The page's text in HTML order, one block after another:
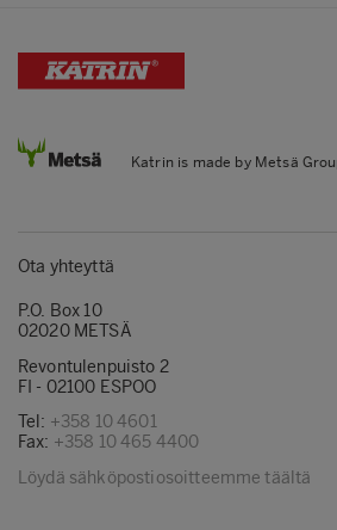
Katrin is made by Metsä
Ota yhteyttä
P.O. Box 10
02020 METSÄ
Revontulenpuisto 2
FI - 02100 ESPOO
Tel: +358 10 4601
Fax: +358 10 465 4400
Löydä sähköpostiosoitteemme täältä